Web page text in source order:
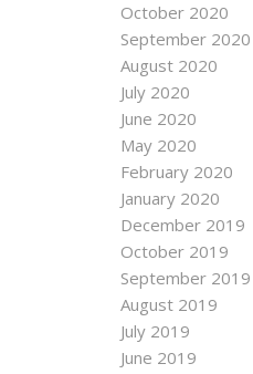
October 2020
September 2020
August 2020
July 2020
June 2020
May 2020
February 2020
January 2020
December 2019
October 2019
September 2019
August 2019
July 2019
June 2019